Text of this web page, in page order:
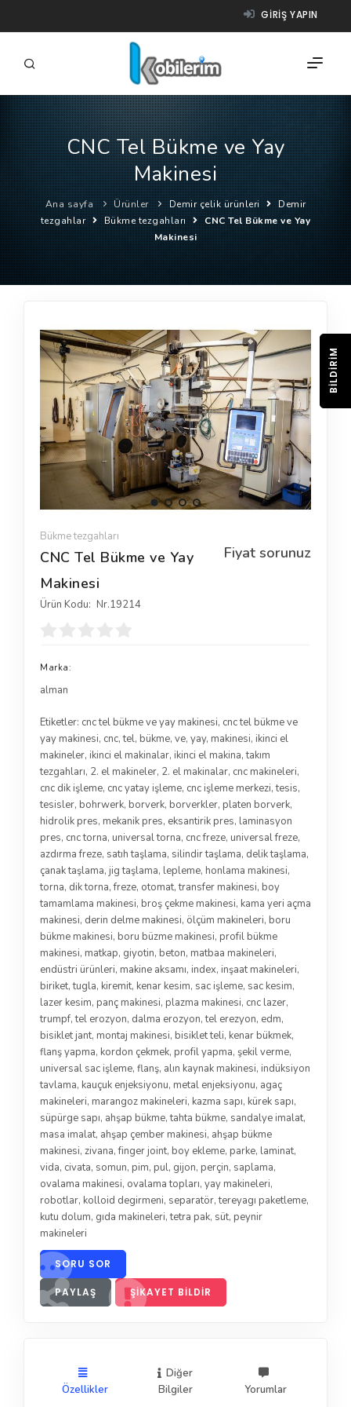
GIRIŞ YAPIN
FIRMALAR
ÜRÜNLER
NASIL ÇALIŞIR?
YARDIM
CNC Tel Bükme ve Yay
Makinesi
Ana sayfa Ürünler Demir çelik ürünleri
Demir
tezgahlar
Bükme tezgahları
CNC Tel Bükme ve Yay
Makinesi
Bükme tezgahları
Fiyat sorunuz
CNC Tel Bükme ve Yay
Makinesi
Ürün Kodu: Nr.19214
Marka:
alman
Etiketler: cnc tel bükme ve yay makinesi, cnc tel bükme ve
yay makinesi, cnc,tel, bükme, ve, yay, makinesi, ikinci el
makineler, ikinci el makinalar, ikinci el makina,takım
tezgahları, 2. el makineler, 2. el makinalar, cnc makineleri,
cnc dik işleme, cnc yatay işleme, cnc işleme merkezi,tesis,
tesisler, bohrwerk, borverk, borverkler, platen borverk,
hidrolik pres, mekanik pres, eksantirik pres, laminasyon
pres, cnc torna, universal torna, cnc freze, universal freze,
azdırma freze, satıh taşlama, silindir taşlama, delik taşlama,
çanak taşlama, jig taşlama, lepleme, honlama makinesi,
torna, dik torna,freze, otomat,transfer makinesi, boy
tamamlama makinesi, broş çekme makinesi, kama yeri açma
makinesi, derin delme makinesi, ölçüm makineleri, boru
bükme makinesi, boru büzme makinesi, profil bükme
makinesi, matkap, giyotin, beton, matbaa makineleri,
endüstri ürünleri, makine aksamı, index, inşaat makineleri,
biriket,tugla, kiremit, kenar kesim, sac işleme, sac kesim,
lazer kesim, panç makinesi, plazma makinesi, cnc lazer,
trumpf,tel erozyon, dalma erozyon,tel erezyon, edm,
bisiklet jant, montaj makinesi, bisiklet teli, kenar bükmek,
flanş yapma, kordon çekmek, profil yapma, şekil verme,
universal sac işleme, flanş, alın kaynak makinesi, indüksiyon
tavlama, kauçuk enjeksiyonu, metal enjeksiyonu, agaç
makineleri, marangoz makineleri, kazma sapı, kürek sapı,
süpürge sapı, ahşap bükme,tahta bükme, sandalye imalat,
masa imalat, ahşap çember makinesi, ahşap bükme
makinesi, zivana,finger joint, boy ekleme, parke, laminat,
vida, civata, somun, pim, pul, gijon, perçin, saplama,
ovalama makinesi, ovalama topları, yay makineleri,
robotlar, kolloid degirmeni, separatör,tereyagı paketleme,
kutu dolum, gıda makineleri,tetra pak, süt, peynir
makineleri
SORU SOR
PAYLAŞ ŞIKAYET BILDIR
Özellikler
Diğer
Bilgiler
Yorumlar
BILDIRIM